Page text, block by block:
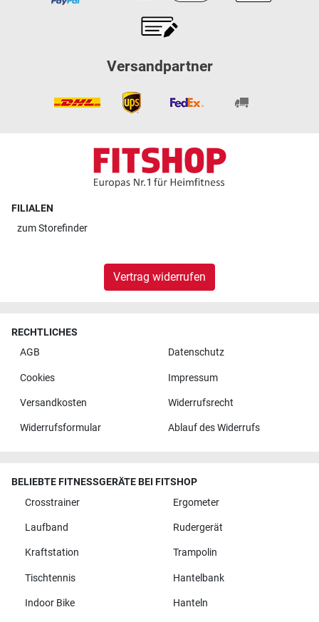
Versandpartner
FILIALEN
zumStorefinder
Vertrag widerrufen
RECHTLICHES
AGB
Datenschutz
Cookies Impressum
Versandkosten Widerrufsrecht
Widerrufsformular Ablauf des Widerrufs
BELIEBTE FITNESSGERÄTE BEI FITSHOP
Crosstrainer
Ergometer
Laufband Rudergerät
Kraftstation Trampolin
Tischtennis Hantelbank
Indoor Bike Hanteln